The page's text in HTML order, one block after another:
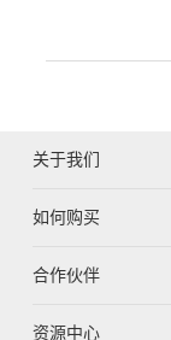
关于我们
如何购买
合作伙伴
资源中心